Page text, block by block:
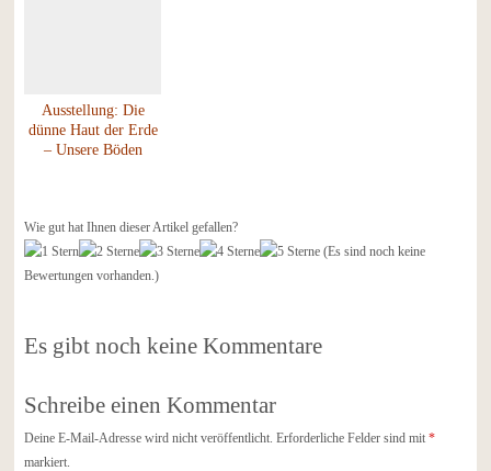
Ausstellung: Die
dünne Haut der Erde
– Unsere Böden
Wie gut hat Ihnen dieser Artikel gefallen?
(Es sind noch keine
Bewertungen vorhanden.)
Es gibt noch keine Kommentare
Schreibe einen Kommentar
Deine E-Mail-Adresse wird nicht veröffentlicht. Erforderliche Felder sind mit *
markiert.